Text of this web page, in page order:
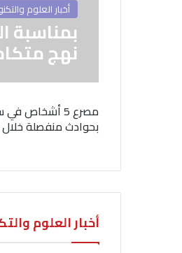
أخبار العلوم
بمناسبة
نهج
مصرع 5 أشخاص
بحوادث منفصلة
أخبار العلوم